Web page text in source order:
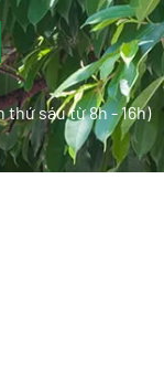
sáu từ 8h - 16h)